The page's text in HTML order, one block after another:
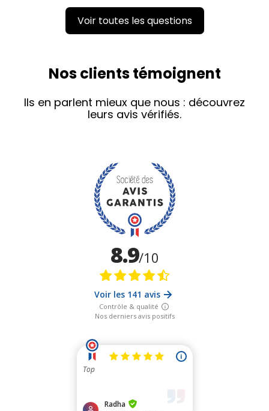
Voir toutes les questions
Nos clients témoignent
Ils en parlent mieux que nous : découvrez
leurs avis vérifiés.